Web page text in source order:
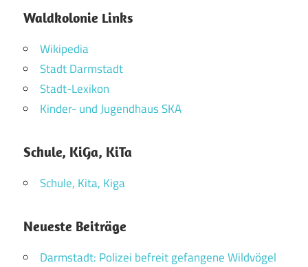
Waldkolonie Links
Wikipedia
Stadt Darmstadt
Stadt-Lexikon
Kinder- und Jugendhaus SKA
Schule, KiGa, KiTa
Schule, Kita, Kiga
Neueste Beiträge
Darmstadt: Polizei befreit gefangene Wildvögel